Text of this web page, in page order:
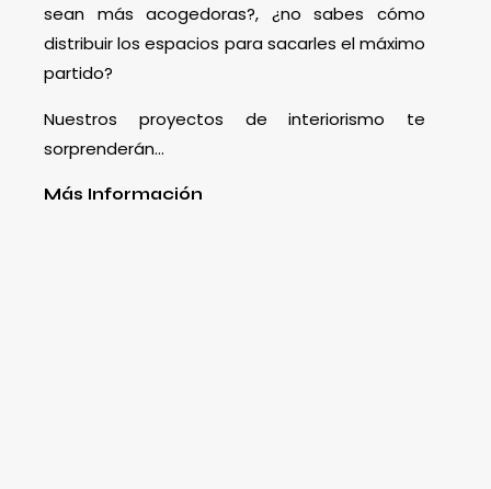
sean más acogedoras?, ¿no sabes cómo
distribuir los espacios para sacarles el máximo
partido?
Nuestros proyectos de interiorismo te
sorprenderán…
Más Información